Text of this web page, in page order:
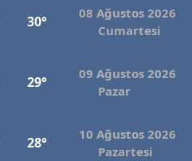
30°
08 Ağustos 2026
Cumartesi
29°
09 Ağustos 2026
Pazar
28°
10 Ağustos 2026
Pazartesi